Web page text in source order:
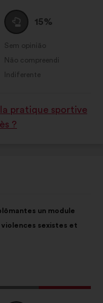
Voto
neutro
:
15%
em:
Sem opinião
:vezes
Não compreendi
:vezes
Indiferente
:vezes
pratique sportive
?
un module
sexistes et